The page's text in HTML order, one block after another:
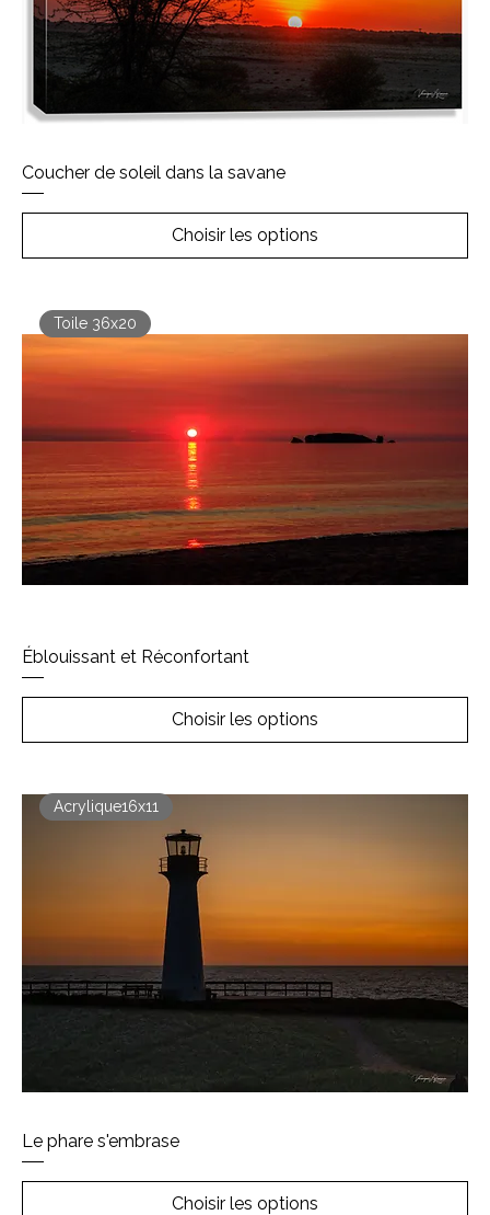
Coucher de soleil dans la savane
Choisir les options
Toile 36x20
Éblouissant et Réconfortant
Choisir les options
Acrylique16x11
Le phare s'embrase
Choisir les options